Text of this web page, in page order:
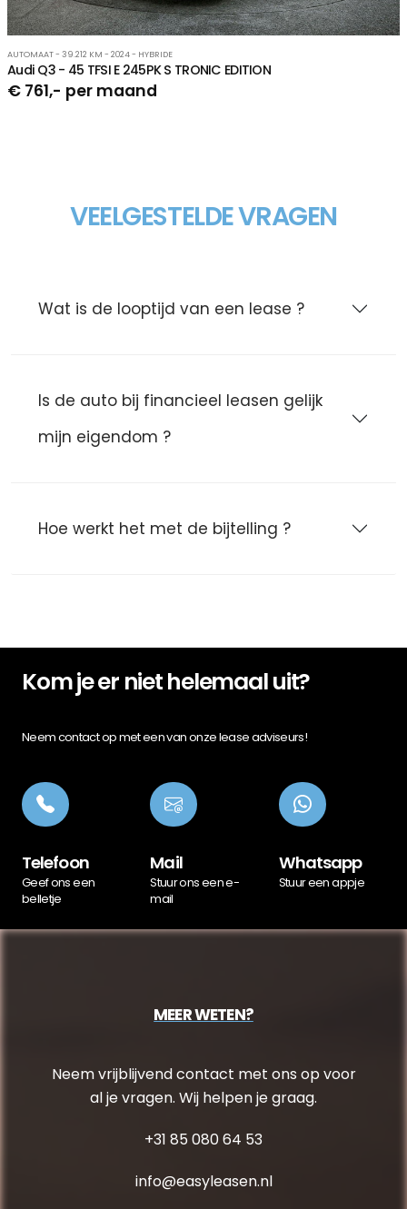
AUTOMAAT - 39.212 KM - 2024 - HYBRIDE
Audi Q3 - 45 TFSI E 245PK S TRONIC EDITION
€ 761,- per maand
VEELGESTELDE VRAGEN
Wat is de looptijd van een lease ?
Is de auto bij financieel leasen gelijk
mijn eigendom ?
Hoe werkt het met de bijtelling ?
Kom je er niet helemaal uit?
Neem contact op met een van onze lease adviseurs!
Telefoon
Geef ons een
belletje
Mail
Stuur ons een e-
mail
Whatsapp
Stuur een appje
MEER WETEN?
Neem vrijblijvend contact met ons op voor
al je vragen. Wij helpen je graag.
+31 85 080 64 53
info@easyleasen.nl